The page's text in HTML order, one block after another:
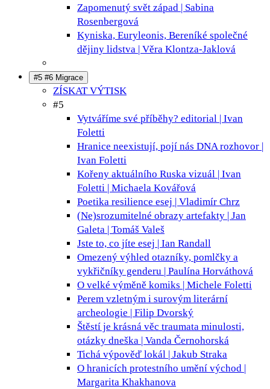
Zapomenutý svět západ | Sabina
Rosenbergová
Kyniska, Euryleonis, Bereníké společné
dějiny lidstva | Věra Klontza-Jaklová
#5 #6 Migrace
ZÍSKAT VÝTISK
#5
Vytváříme své příběhy? editorial | Ivan
Foletti
Hranice neexistují, pojí nás DNA rozhovor |
Ivan Foletti
Kořeny aktuálního Ruska vizuál | Ivan
Foletti | Michaela Kovářová
Poetika resilience esej | Vladimír Chrz
(Ne)srozumitelné obrazy artefakty | Jan
Galeta | Tomáš Valeš
Jste to, co jíte esej | Ian Randall
Omezený výhled otazníky, pomlčky a
vykřičníky genderu | Paulína Horváthová
O velké výměně komiks | Michele Foletti
Perem vzletným i surovým literární
archeologie | Filip Dvorský
Štěstí je krásná věc traumata minulosti,
otázky dneška | Vanda Černohorská
Tichá výpověď lokál | Jakub Straka
O hranicích protestního umění východ |
Margarita Khakhanova